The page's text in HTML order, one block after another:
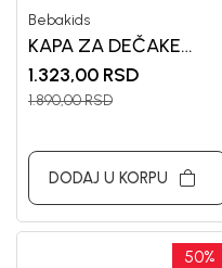
Bebakids
KAPA ZA DEČAKE
BEBAKIDS
1.323,00 RSD
1.890,00RSD
DODAJ U KORPU
50%